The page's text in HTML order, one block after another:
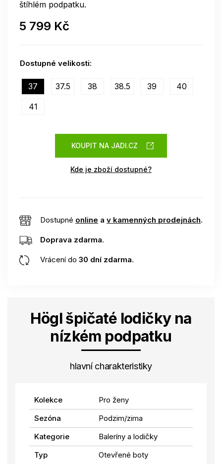
štíhlém podpatku.
5 799 Kč
Dostupné velikosti:
37 37.5 38 38.5 39 40
41
KOUPIT NA JADI.CZ
Kde je zboží dostupné?
Dostupné online a v kamenných prodejnách.
Doprava zdarma.
Vrácení do 30 dní zdarma.
Högl špičaté lodičky na
nízkém podpatku
hlavní charakteristiky
Kolekce
Pro ženy
Sezóna
Podzim/zima
Kategorie
Baleríny a lodičky
Typ
Otevřené boty